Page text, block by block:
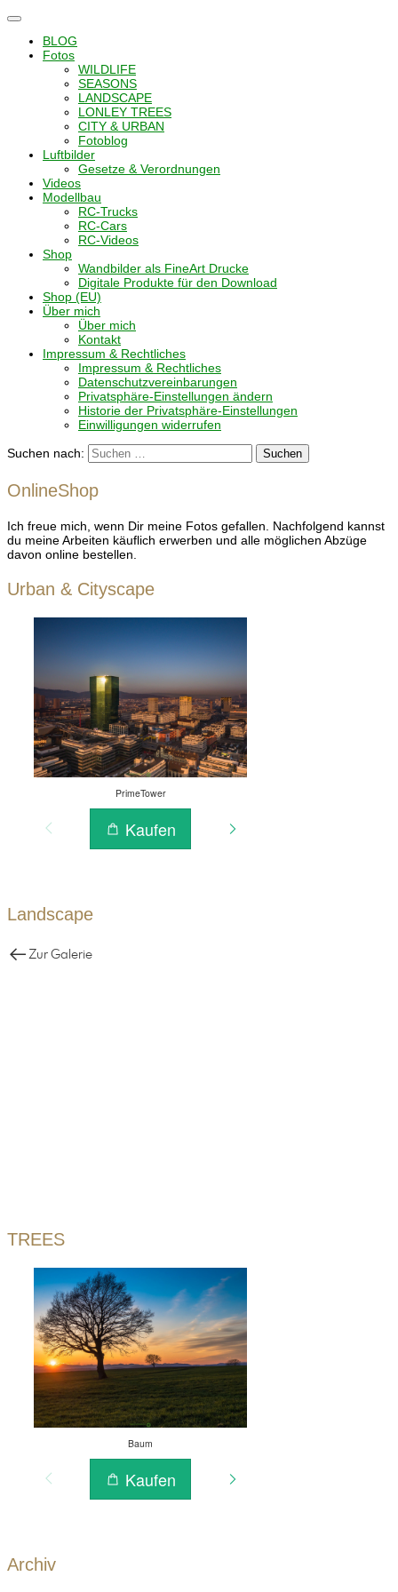
Navigation
umschalten
BLOG
Fotos
WILDLIFE
SEASONS
LANDSCAPE
LONLEY TREES
CITY & URBAN
Fotoblog
Luftbilder
Gesetze & Verordnungen
Videos
Modellbau
RC-Trucks
RC-Cars
RC-Videos
Shop
Wandbilder als FineArt Drucke
Digitale Produkte für den Download
Shop (EU)
Über mich
Über mich
Kontakt
Impressum & Rechtliches
Impressum & Rechtliches
Datenschutzvereinbarungen
Privatsphäre-Einstellungen ändern
Historie der Privatsphäre-Einstellungen
Einwilligungen widerrufen
Suchen nach:
OnlineShop
Ich freue mich, wenn Dir meine Fotos gefallen. Nachfolgend kannst
du meine Arbeiten käuflich erwerben und alle möglichen Abzüge
davon online bestellen.
Urban & Cityscape
Landscape
TREES
Archiv